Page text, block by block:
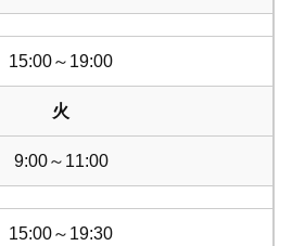
15:00～19:00
火
9:00～11:00
15:00～19:30